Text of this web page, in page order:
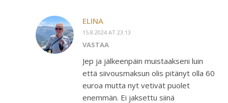
ELINA
15.8.2024 AT 23:13
VASTAA
Jep ja jälkeenpäin muistaakseni luin
että siivousmaksun olis pitänyt olla 60
euroa mutta nyt vetivät puolet
enemmän. Ei jaksettu siinä